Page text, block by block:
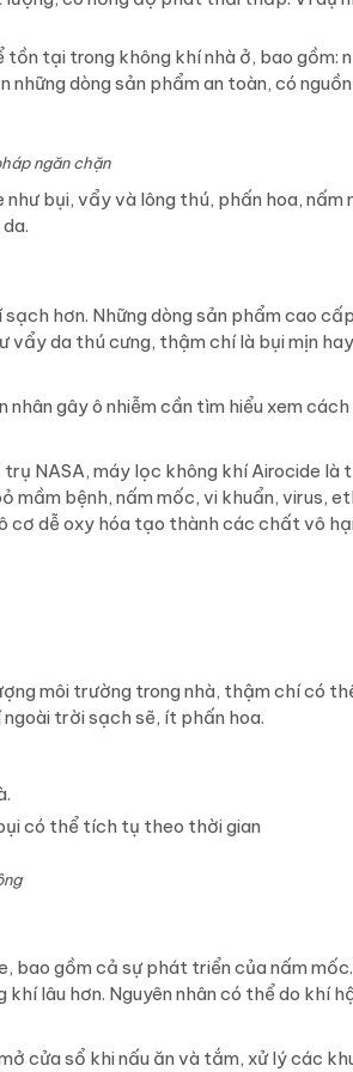
tại trong không khí nhà ở, bao gồm:
dòng sản phẩm an toàn, có
ngăn chặn
bụi, vẩy và lông thú, phấn hoa, nấm
hơn. Những dòng sản phẩm cao
vẩy da thú cưng, thậm chí là bụi mịn
gây ô nhiễm cần tìm hiểu xem
NASA, máy lọc không khí Airocide là
mầm bệnh, nấm mốc, vi khuẩn, virus,
cơ dễ oxy hóa tạo thành các chất vô
môi trường trong nhà, thậm chí có
trời sạch sẽ, ít phấn hoa.
có thể tích tụ theo thời gian
bao gồm cả sự phát triển của nấm
lâu hơn. Nguyên nhân có thể do khí
cửa sổ khi nấu ăn và tắm, xử lý các